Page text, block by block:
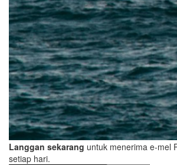
Langgan sekarang untuk menerima e-mel
setiap hari.